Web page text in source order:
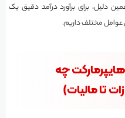
دلیل، برای برآورد درآمد دقیق یک
عوامل مختلف داریم.
هایپرمارکت چه
تا مالیات)